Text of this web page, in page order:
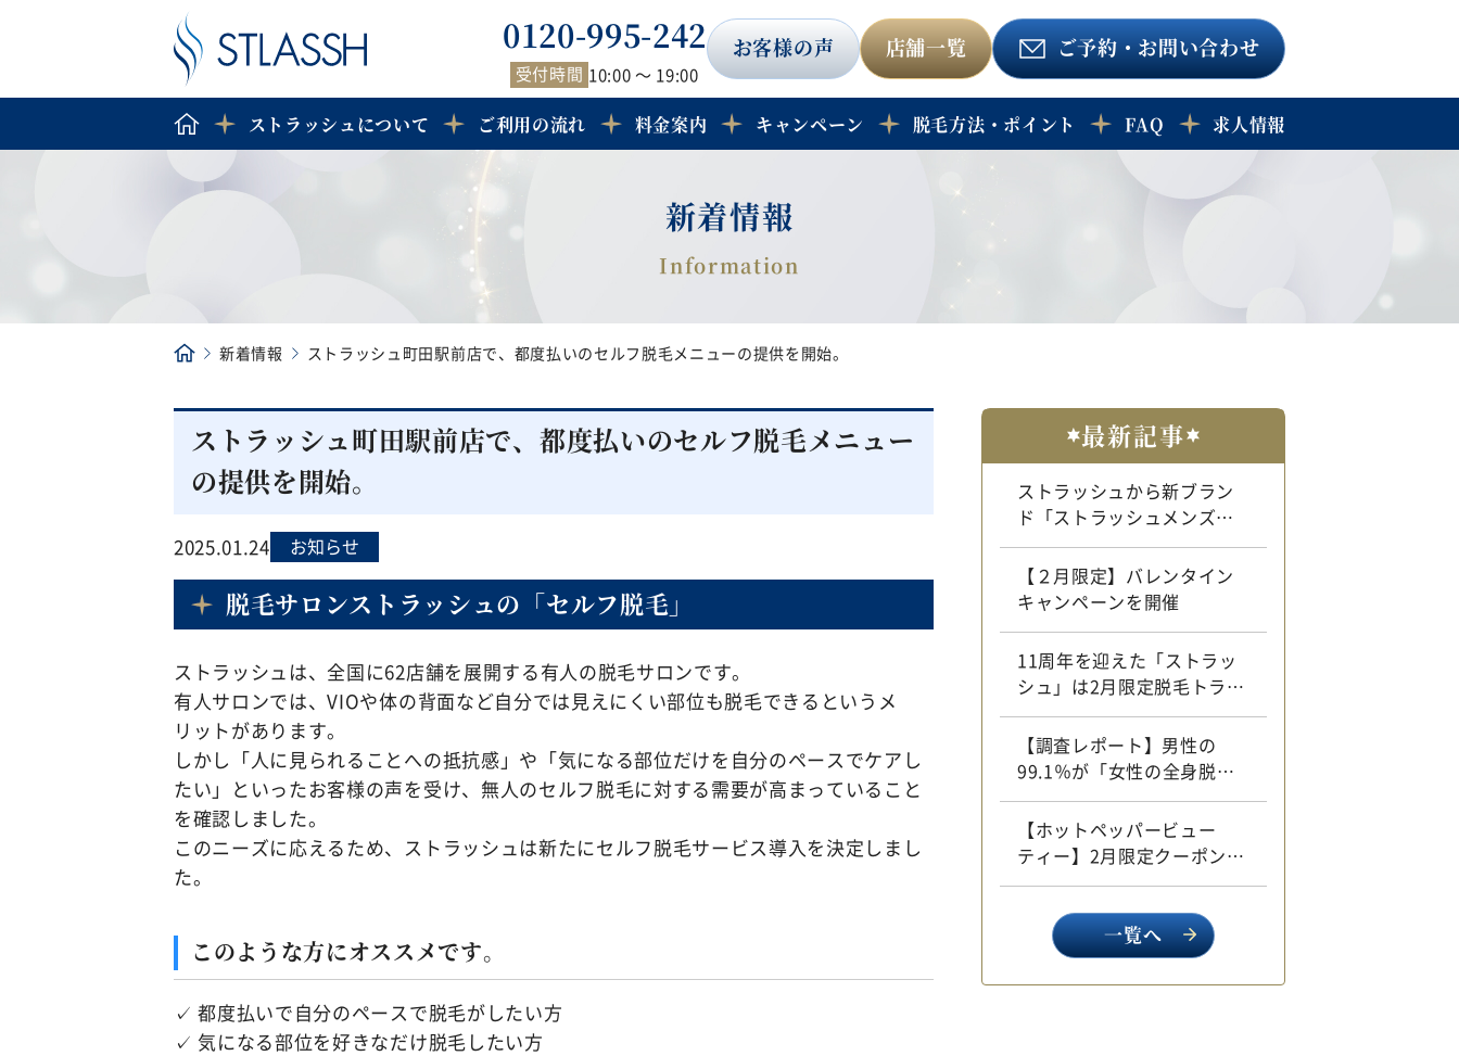
0120-995-242
受付時間 10:00 ～ 19:00
お客様の声 店舗一覧 ご予約・お問い合わせ
ストラッシュについて ご利用の流れ 料金案内 キャンペーン 脱毛方法・ポイント FAQ 求人情報
新着情報
新着情報 ストラッシュ町田駅前店で、都度払いのセルフ脱毛メニューの提供を開始。
ストラッシュ町田駅前店で、都度払いのセルフ脱毛メニュー
の提供を開始。
2025.01.24 お知らせ
脱毛サロンストラッシュの「セルフ脱毛」
ストラッシュは、全国に62店舗を展開する有人の脱毛サロンです。
有人サロンでは、VIOや体の背面など自分では見えにくい部位も脱毛できるというメ
リットがあります。
しかし「人に見られることへの抵抗感」や「気になる部位だけを自分のペースでケアし
たい」といったお客様の声を受け、無人のセルフ脱毛に対する需要が高まっていること
を確認しました。
このニーズに応えるため、ストラッシュは新たにセルフ脱毛サービス導入を決定しまし
た。
このような方にオススメです。
✓ 都度払いで自分のペースで脱毛がしたい方
✓ 気になる部位を好きなだけ脱毛したい方
最新記事
ストラッシュから新ブラン
ド「ストラッシュメンズ」
誕生
【２月限定】バレンタイン
キャンペーンを開催
11周年を迎えた「ストラッ
シュ」は2月限定脱毛トライ
アルクーポンを公開！
【調査レポート】男性の
99.1％が「女性の全身脱
毛」に好意的と回答
【ホットペッパービュー
ティー】2月限定クーポン一
覧
一覧へ